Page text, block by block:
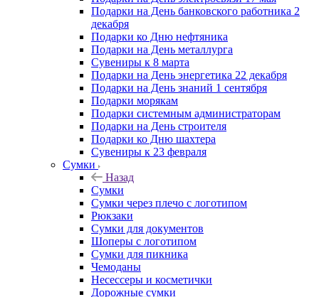
Подарки на День банковского работника 2
декабря
Подарки ко Дню нефтяника
Подарки на День металлурга
Сувениры к 8 марта
Подарки на День энергетика 22 декабря
Подарки на День знаний 1 сентября
Подарки морякам
Подарки системным администраторам
Подарки на День строителя
Подарки ко Дню шахтера
Сувениры к 23 февраля
Сумки
Назад
Сумки
Сумки через плечо с логотипом
Рюкзаки
Сумки для документов
Шоперы с логотипом
Сумки для пикника
Чемоданы
Несессеры и косметички
Дорожные сумки